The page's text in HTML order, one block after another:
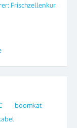
Frischzellenkur
boomkat